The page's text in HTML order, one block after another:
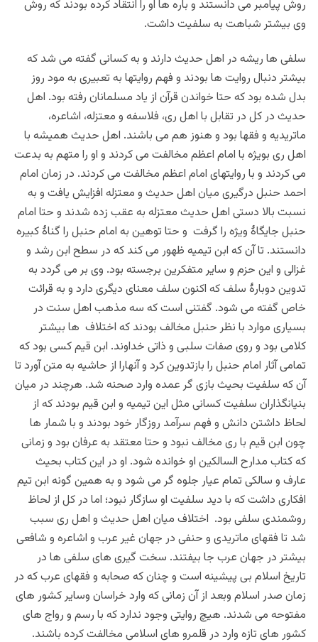
روش پیامبر می دانستند و باره ها او را انتقاد کرده بودند که روش
وی بیشتر شباهت به سلفیت داشت.
سلفی ها ریشه در اهل حدیث دارند و به کسانی گفته می شد که
بیشتر دنبال روایت ها بودند و فهم روایتها به تعبیری به مود روز
بدل شده بود که حتا خواندن قرآن از یاد مسلمانان رفته بود. اهل
حدیث در کل در تقابل با اهل ری، فلاسفه و معتزله، اشاعره،
ماتریدیه و فقها بود و هنوز هم می باشند. اهل حدیث همیشه با
اهل ری بویژه با امام اعظم مخالفت می کردند و او را متهم به بدعت
می کردند و با روایتهای امام اعظم مخالفت می کردند. در زمان امام
احمد حنبل درگیری میان اهل حدیث و معتزله افزایش یافت و به
نسبت بالا دستی اهل حدیث معتزله به عقب زده شدند و حتا امام
حنبل جایگاۀ ویژه را گرفت و حتا توهین به امام حنبل را گناۀ کبیره
دانستند. تا آن که ابن تیمیه ظهور می کند که در سطح ابن رشد و
غزالی و این حزم و سایر متفکرین برجسته بود. وی بر می گردد به
تدوین دوبارۀ سلف که اکنون سلف معنای دیگری دارد و به قرائت
خاص گفته می شود. گفتنی است که سه مذهب اهل سنت در
بسیاری موارد با نظر حنبل مخالف بودند که اختلاف ها بیشتر
کلامی بود و روی صفات سلبی و ذاتی خداوند. ابن قیم کسی بود که
تمامی آثار امام حنبل را بازتدوین کرد و آنهارا از حاشیه به متن آورد تا
آن که سلفیت بحیث بازی گر عمده وارد صحنه شد. هرچند در میان
بنیانگذاران سلفیت کسانی مثل این تیمیه و ابن قیم بودند که از
لحاظ داشتن دانش و فهم سرآمد روزگار خود بودند و با شمار ها
چون ابن قیم با ری مخالف نبود و حتا معتقد به عرفان بود و زمانی
که کتاب مدارح السالکین او خوانده شود. او در این کتاب بحیث
عارف و سالکی تمام عیار جلوه گر می شود و به همین گونه ابن تیم
افکاری داشت که با دید سلفیت او سازگار نبود؛ اما در کل از لحاظ
روشمندی سلفی بود. اختلاف میان اهل حدیث و اهل ری سبب
شد تا فقهای ماتریدی و حنفی در جهان غیر عرب و اشاعره و شافعی
بیشتر در جهان عرب جا بیفتند. سخت گیری های سلفی ها در
تاریخ اسلام بی پیشینه است و چنان که صحابه و فقهای عرب که در
زمان صدر اسلام وبعد از آن زمانی که وارد خراسان وسایر کشور های
مفتوحه می شدند. هیچ روایتی وجود ندارد که با رسم و رواج های
کشور های تازه وارد در قلمرو های اسلامی مخالفت کرده باشند.